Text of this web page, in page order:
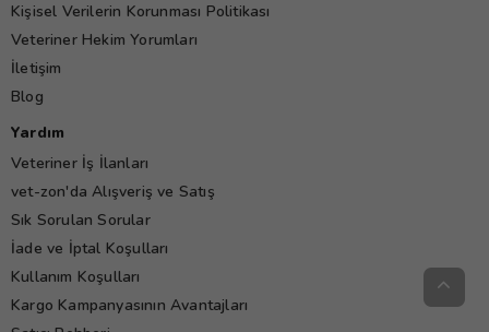
Kişisel Verilerin Korunması Politikası
Veteriner Hekim Yorumları
İletişim
Blog
Yardım
Veteriner İş İlanları
vet-zon'da Alışveriş ve Satış
Sık Sorulan Sorular
İade ve İptal Koşulları
Kullanım Koşulları
Kargo Kampanyasının Avantajları